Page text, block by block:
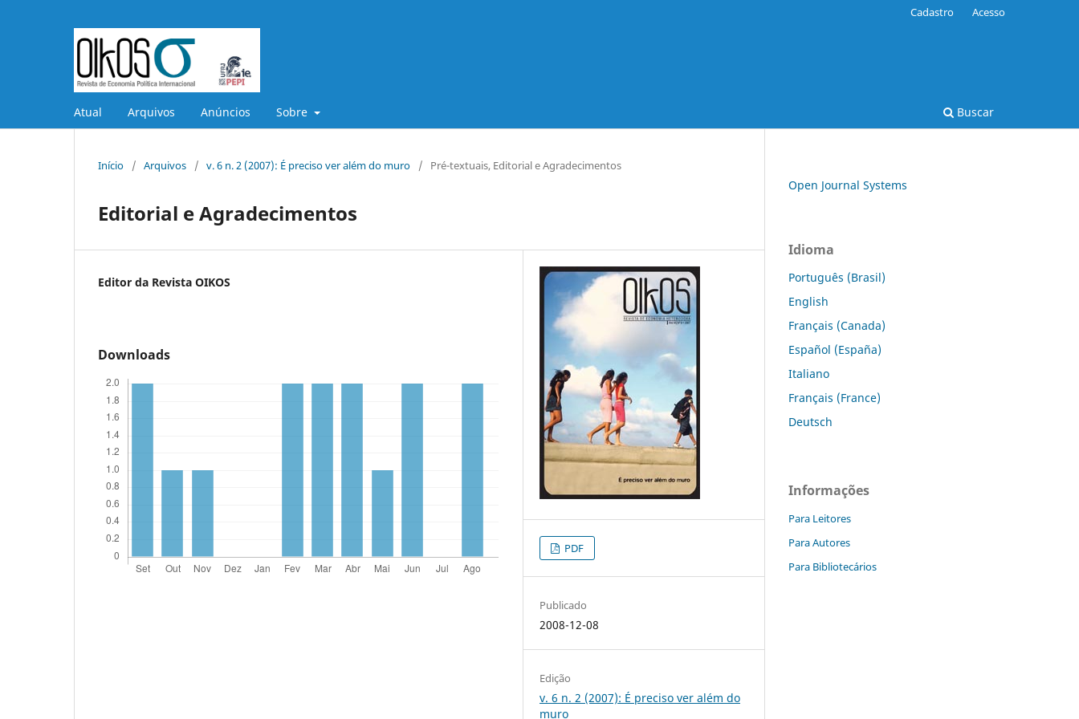
Atual Arquivos Anúncios Sobre Buscar
Cadastro Acesso
Início / Arquivos / v. 6 n. 2 (2007): É preciso ver além do muro / Pré-textuais, Editorial e Agradecimentos
Editorial e Agradecimentos
Editor da Revista OIKOS
Downloads
PDF
Publicado
2008-12-08
Edição
v. 6 n. 2 (2007): É preciso ver além do
muro
Open Journal Systems
Idioma
Português (Brasil)
English
Français (Canada)
Español (España)
Italiano
Français (France)
Deutsch
Informações
Para Leitores
Para Autores
Para Bibliotecários